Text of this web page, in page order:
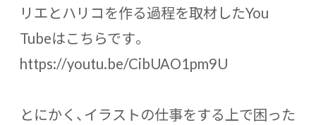
リエとハリコを作る過程を取材したYou
Tubeはこちらです。
https://youtu.be/CibUAO1pm9U
とにかく、イラストの仕事をする上で困った